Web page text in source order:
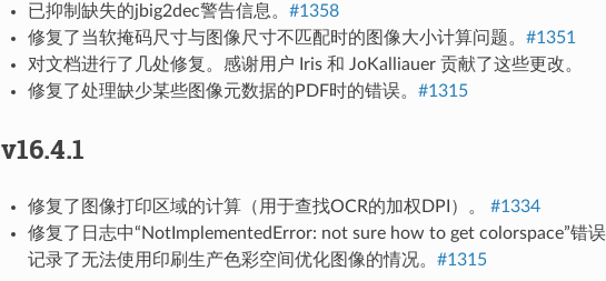
已抑制缺失的jbig2dec警告信息。 #1358
修复了当软掩码尺寸与图像尺寸不匹配时的图像大小计算问题。 #1351
对文档进行了几处修复。感谢用户 Iris 和 JoKalliauer 贡献了这些更改。
修复了处理缺少某些图像元数据的PDF时的错误。 #1315
v16.4.1
修复了图像打印区域的计算（用于查找OCR的加权DPI）。 #1334
修复了日志中“NotImplementedError: not sure how to get colorspace”错
记录了无法使用印刷生产色彩空间优化图像的情况。 #1315